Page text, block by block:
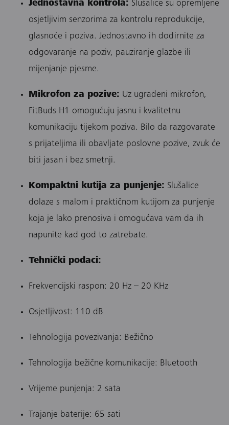
Jednostavna kontrola: Slušalice su opremljene
osjetljivim senzorima za kontrolu reprodukcije,
glasnoće i poziva. Jednostavno ih dodirnite za
odgovaranje na poziv, pauziranje glazbe ili
mijenjanje pjesme.
Mikrofon za pozive: Uz ugrađeni mikrofon,
FitBuds H1 omogućuju jasnu i kvalitetnu
komunikaciju tijekom poziva. Bilo da razgovarate
s prijateljima ili obavljate poslovne pozive, zvuk će
biti jasan i bez smetnji.
Kompaktni kutija za punjenje: Slušalice
dolaze s malom i praktičnom kutijom za punjenje
koja je lako prenosiva i omogućava vam da ih
napunite kad god to zatrebate.
Tehnički podaci:
Frekvencijski raspon: 20 Hz – 20 KHz
Osjetljivost: 110 dB
Tehnologija povezivanja: Bežično
Tehnologija bežične komunikacije: Bluetooth
Vrijeme punjenja: 2 sata
Trajanje baterije: 65 sati